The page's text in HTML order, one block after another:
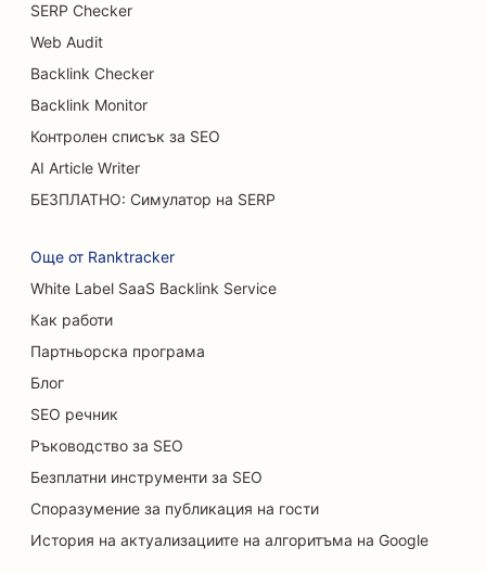
SERP Checker
Web Audit
Backlink Checker
Backlink Monitor
Контролен списък за SEO
AI Article Writer
БЕЗПЛАТНО: Симулатор на SERP
Още от Ranktracker
White Label SaaS Backlink Service
Как работи
Партньорска програма
Блог
SEO речник
Ръководство за SEO
Безплатни инструменти за SEO
Споразумение за публикация на гости
История на актуализациите на алгоритъма на Google